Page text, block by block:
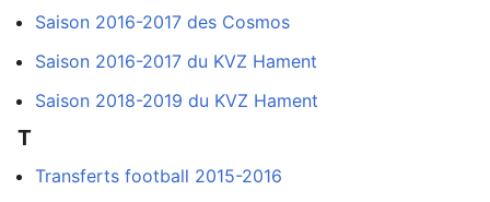
Saison 2016-2017 des Cosmos
Saison 2016-2017 du KVZ Hament
Saison 2018-2019 du KVZ Hament
T
Transferts football 2015-2016